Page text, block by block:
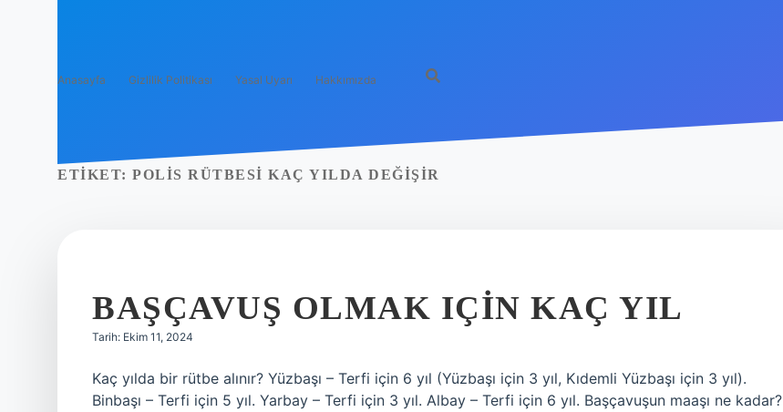
Anasayfa Gizlilik Politikası Yasal Uyarı Hakkımızda
ETIKET: POLIS RÜTBESI KAÇ YILDA DEĞIŞIR
BAŞÇAVUŞ OLMAK IÇIN KAÇ YIL
Tarih: Ekim 11, 2024
Kaç yılda bir rütbe alınır? Yüzbaşı – Terfi için 6 yıl (Yüzbaşı için 3 yıl, Kıdemli Yüzbaşı için 3 yıl).
Binbaşı – Terfi için 5 yıl. Yarbay – Terfi için 3 yıl. Albay – Terfi için 6 yıl. Başçavuşun maaşı ne kadar?